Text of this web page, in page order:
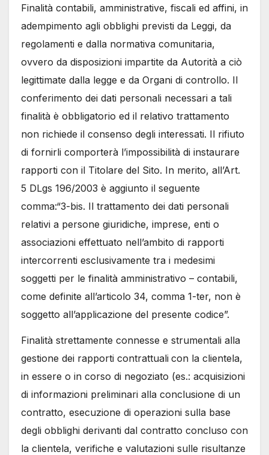
Finalità contabili, amministrative, fiscali ed affini, in
adempimento agli obblighi previsti da Leggi, da
regolamenti e dalla normativa comunitaria,
ovvero da disposizioni impartite da Autorità a ciò
legittimate dalla legge e da Organi di controllo. Il
conferimento dei dati personali necessari a tali
finalità è obbligatorio ed il relativo trattamento
non richiede il consenso degli interessati. Il rifiuto
di fornirli comporterà l’impossibilità di instaurare
rapporti con il Titolare del Sito. In merito, all’Art.
5 DLgs 196/2003 è aggiunto il seguente
comma:“3-bis. Il trattamento dei dati personali
relativi a persone giuridiche, imprese, enti o
associazioni effettuato nell’ambito di rapporti
intercorrenti esclusivamente tra i medesimi
soggetti per le finalità amministrativo – contabili,
come definite all’articolo 34, comma 1-ter, non è
soggetto all’applicazione del presente codice”.
Finalità strettamente connesse e strumentali alla
gestione dei rapporti contrattuali con la clientela,
in essere o in corso di negoziato (es.: acquisizioni
di informazioni preliminari alla conclusione di un
contratto, esecuzione di operazioni sulla base
degli obblighi derivanti dal contratto concluso con
la clientela, verifiche e valutazioni sulle risultanze